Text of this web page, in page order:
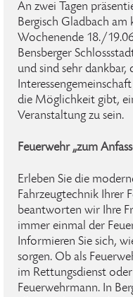
An zwei Tagen
Bergisch Gladbach am
Wochenende 18./
Bensberger
und sind sehr dankbar,
die Möglichkeit gibt,
Veranstaltung zu sein.
Feuerwehr „zum
Erleben Sie die
Fahrzeugtechnik Ihrer
beantworten wir Ihre
immer einmal der
Informieren Sie sich,
sorgen. Ob als
im Rettungsdienst
Feuerwehrmann. In